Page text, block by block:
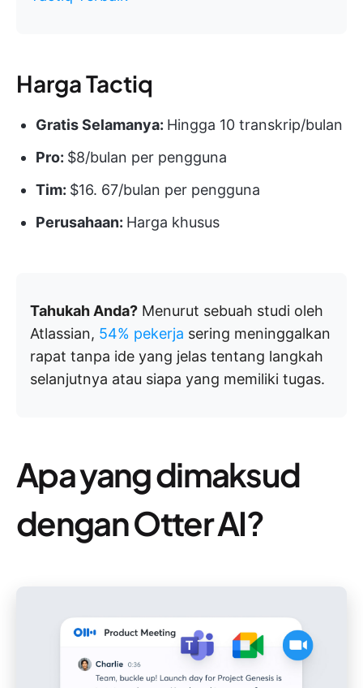
Harga Tactiq
Gratis Selamanya: Hingga 10 transkrip/bulan
Pro: $8/bulan per pengguna
Tim: $16. 67/bulan per pengguna
Perusahaan: Harga khusus
Tahukah Anda? Menurut sebuah studi oleh
Atlassian, 54% pekerja sering meninggalkan
rapat tanpa ide yang jelas tentang langkah
selanjutnya atau siapa yang memiliki tugas.
Apa yang dimaksud
dengan Otter AI?